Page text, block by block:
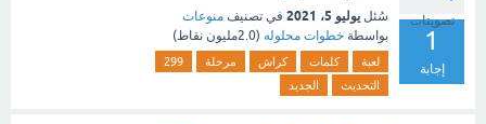
تصويتات
1
إجابة
سُئل يوليو 5، 2021 في تصنيف منوعات
بواسطة خطوات محلوله (2.0مليون نقاط)
لعبة كلمات كراش مرحلة
299
التحديث
الجديد